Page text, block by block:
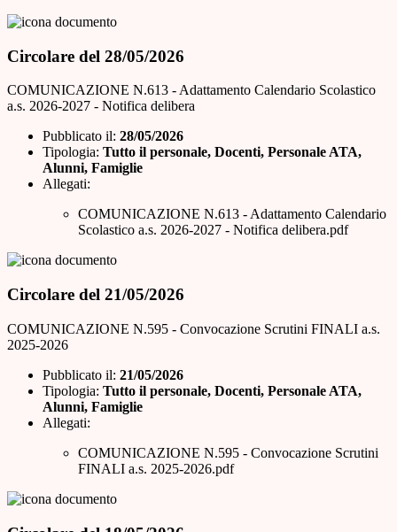
Circolare del 28/05/2026
COMUNICAZIONE N.613 - Adattamento Calendario Scolastico
a.s. 2026-2027 - Notifica delibera
Pubblicato il: 28/05/2026
Tipologia: Tutto il personale, Docenti, Personale ATA,
Alunni, Famiglie
Allegati:
COMUNICAZIONE N.613 - Adattamento Calendario
Scolastico a.s. 2026-2027 - Notifica delibera.pdf
Circolare del 21/05/2026
COMUNICAZIONE N.595 - Convocazione Scrutini FINALI a.s.
2025-2026
Pubblicato il: 21/05/2026
Tipologia: Tutto il personale, Docenti, Personale ATA,
Alunni, Famiglie
Allegati:
COMUNICAZIONE N.595 - Convocazione Scrutini
FINALI a.s. 2025-2026.pdf